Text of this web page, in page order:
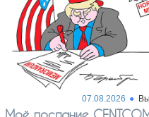
07.08.2026
Моё послание